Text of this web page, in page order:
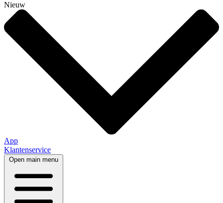
Nieuw
App
Klantenservice
Open main menu